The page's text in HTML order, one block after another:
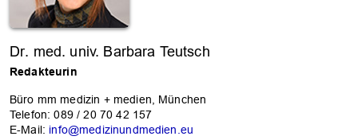
Dr. med. univ. Barbara Teutsch
Redakteurin
Büro mm medizin + medien, München
Telefon: 089 / 20 70 42 157
E-Mail: info@medizinundmedien.eu